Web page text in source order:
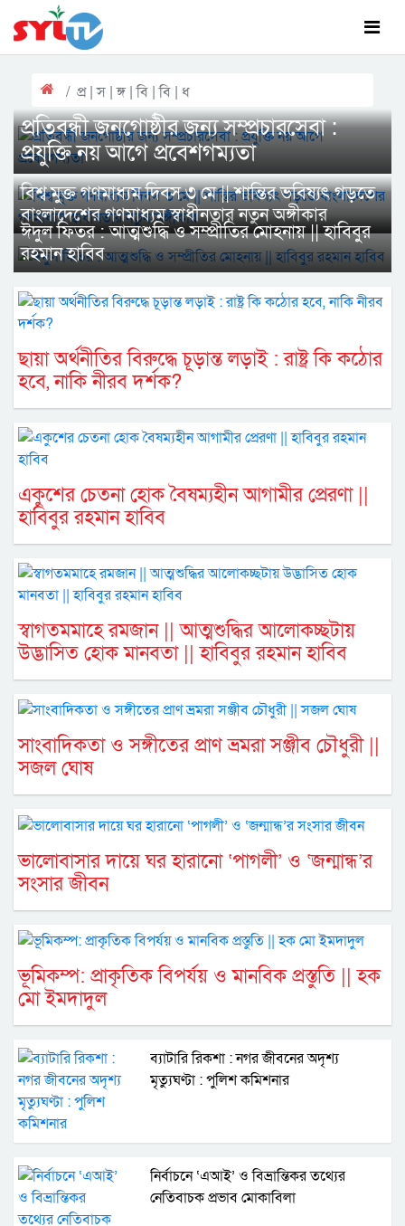
প্র | স | ঙ্গ | বি | বি | ধ
প্রতিবন্ধী জনগোষ্ঠীর জন্য সম্প্রচারসেবা :
প্রযুক্তি নয় আগে প্রবেশগম্যতা
বিশ্ব মুক্ত গণমাধ্যম দিবস ৩ মে || শান্তির ভবিষ্যৎ গড়তে
বাংলাদেশের গণমাধ্যম স্বাধীনতার নতুন অঙ্গীকার
ঈদুল ফিতর : আত্মশুদ্ধি ও সম্প্রীতির মোহনায় || হাবিবুর
রহমান হাবিব
ছায়া অর্থনীতির বিরুদ্ধে চূড়ান্ত লড়াই : রাষ্ট্র কি কঠোর
হবে, নাকি নীরব দর্শক?
একুশের চেতনা হোক বৈষম্যহীন আগামীর প্রেরণা ||
হাবিবুর রহমান হাবিব
স্বাগতমমাহে রমজান || আত্মশুদ্ধির আলোকচ্ছটায়
উদ্ভাসিত হোক মানবতা || হাবিবুর রহমান হাবিব
সাংবাদিকতা ও সঙ্গীতের প্রাণ ভ্রমরা সঞ্জীব চৌধুরী ||
সজল ঘোষ
ভালোবাসার দায়ে ঘর হারানো ‘পাগলী’ ও ‘জন্মান্ধ’র
সংসার জীবন
ভূমিকম্প: প্রাকৃতিক বিপর্যয় ও মানবিক প্রস্তুতি || হক
মো ইমদাদুল
ব্যাটারি রিকশা : নগর জীবনের অদৃশ্য
মৃত্যুঘণ্টা : পুলিশ কমিশনার
নির্বাচনে ‘এআই’ ও বিভ্রান্তিকর তথ্যের
নেতিবাচক প্রভাব মোকাবিলা